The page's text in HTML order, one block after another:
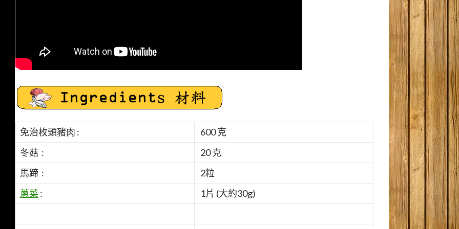
免治枚頭豬肉 :
600 克
冬菇 :
20 克
馬蹄 :
2粒
蔥菜 : 1片 (大約30g)